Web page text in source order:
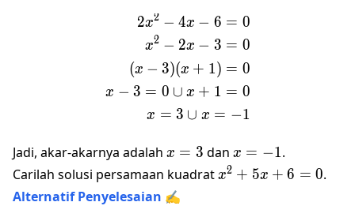
= 0
\begin{align*}2x^2 - 4x
2x2 − 4x − 6 = 0
x2 − 2x − 3 = 0
(x − 3)(x + 1) = 0
x − 3 = 0 ∪ x + 1 = 0
x = 3 ∪ x = −1
Jadi, akar-akarnya adalah x
=
x = 3 dan x
=
x = −1.
Carilah solusi persamaan kuadrat x^2
x2 + 5x + 6 = 0.
Alternatif Penyelesaian ✍️